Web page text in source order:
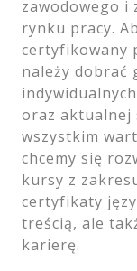
zawodowego i
rynku pracy.
certyfikowany
należy dobrać
oraz aktualnej
wszystkim
chcemy się
kursy z
certyfikaty
treścią, ale
karierę.